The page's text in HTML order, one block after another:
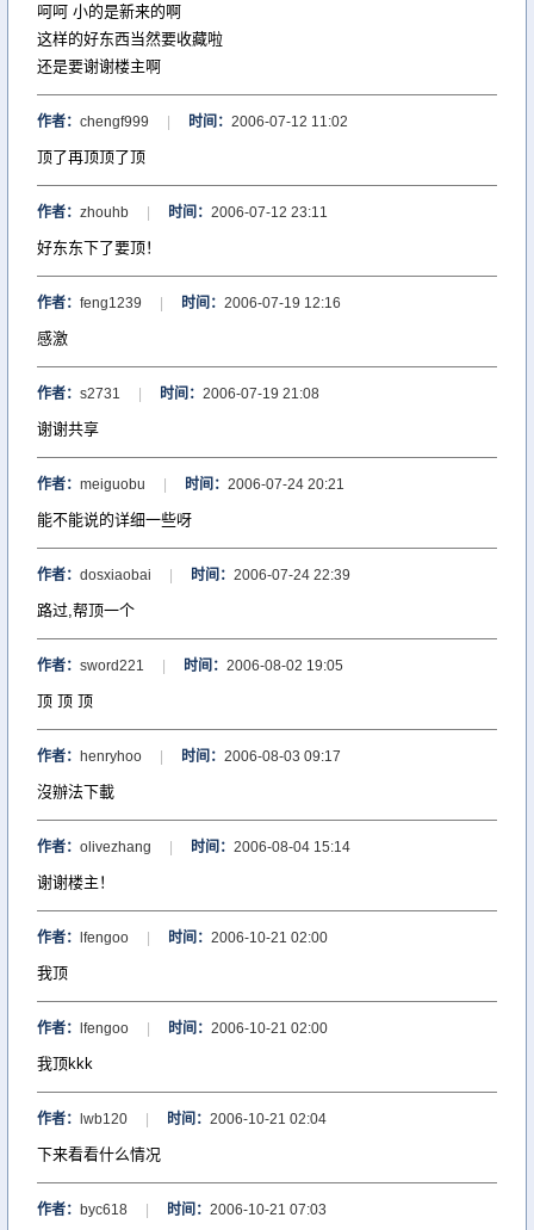
呵呵 小的是新来的啊
这样的好东西当然要收藏啦
还是要谢谢楼主啊
作者： chengf999 时间： 2006-07-12 11:02
顶了再顶顶了顶
作者： zhouhb 时间： 2006-07-12 23:11
好东东下了要顶！
作者： feng1239 时间： 2006-07-19 12:16
感激
作者： s2731 时间： 2006-07-19 21:08
谢谢共享
作者： meiguobu 时间： 2006-07-24 20:21
能不能说的详细一些呀
作者： dosxiaobai 时间： 2006-07-24 22:39
路过,帮顶一个
作者： sword221 时间： 2006-08-02 19:05
顶 顶 顶
作者： henryhoo 时间： 2006-08-03 09:17
沒辦法下載
作者： olivezhang 时间： 2006-08-04 15:14
谢谢楼主！
作者： lfengoo 时间： 2006-10-21 02:00
我顶
作者： lfengoo 时间： 2006-10-21 02:00
我顶kkk
作者： lwb120 时间： 2006-10-21 02:04
下来看看什么情况
作者： byc618 时间： 2006-10-21 07:03